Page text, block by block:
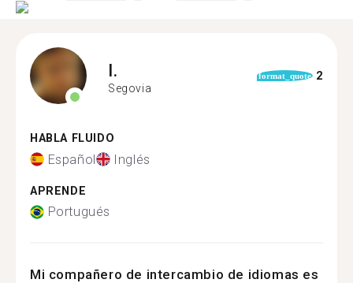
I.
Segovia
format_quote 2
HABLA FLUIDO
Español Inglés
APRENDE
Portugués
Mi compañero de intercambio de idiomas es